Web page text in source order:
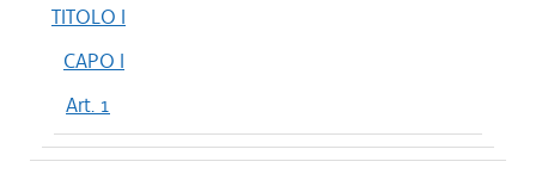
TITOLO I
CAPO I
Art. 1